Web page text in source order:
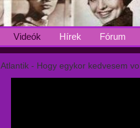
Videók Hírek Fórum
Atlantik - Hogy egykor kedvesem